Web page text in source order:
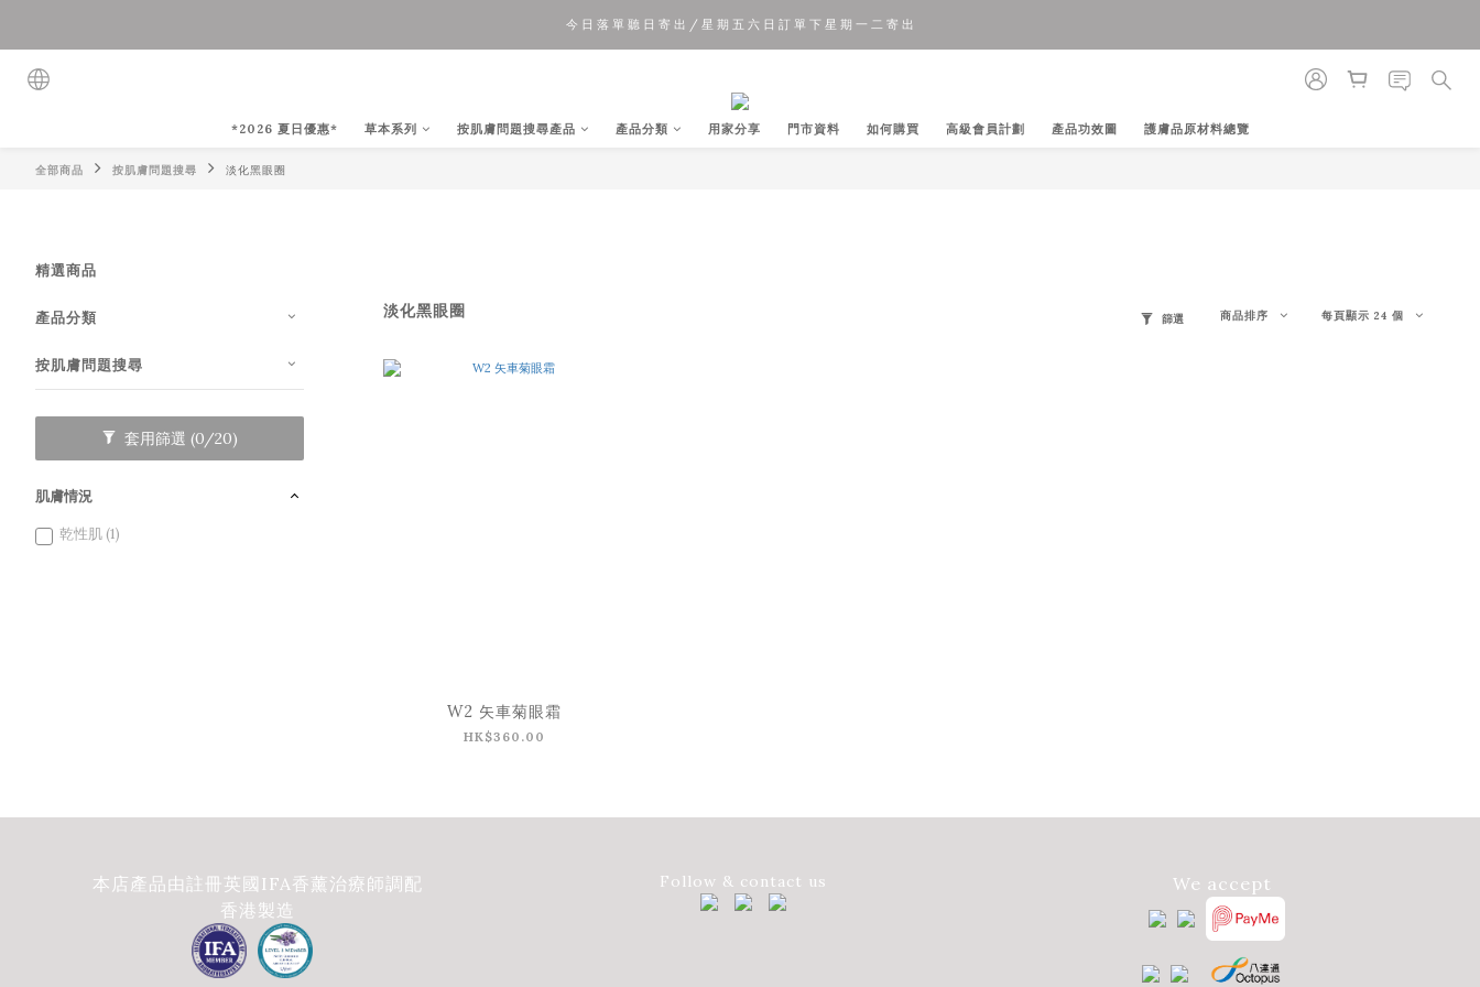
夏 日 優 惠 正 式 開 始!!
今 日 落 單 聽 日 寄 出 / 星 期 五 六 日 訂 單 下 星 期 一 二 寄 出
*2026 夏日優惠* 草本系列 按肌膚問題搜尋產品 產品分類 用家分享 門市資料 如何購買 高級會員計劃 產品功效圖 護膚品原材料總覽
全部商品 按肌膚問題搜尋 淡化黑眼圈
精選商品
產品分類
按肌膚問題搜尋
套用篩選 (0/20)
肌膚情況
乾性肌 (1)
淡化黑眼圈 篩選 商品排序 每頁顯示 24 個
W2 矢車菊眼霜
HK$360.00
本店產品由註冊英國IFA香薰治療師調配
香港製造
Follow & contact us We accept